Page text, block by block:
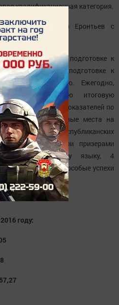
квалификационная категория.
Александр Еронтьев с
лицее:
района по подготовке к
центром по подготовке к
образованию. Ежегодно,
Государственную итоговую
показателей по
занимают призовые места на
и республиканских
2 ученика стали призерами
по татарскому языку, 4
с медалью «За особые успехи
году: